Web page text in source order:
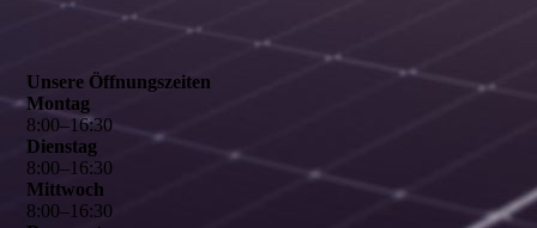
Unsere Öffnungszeiten
Montag
8:00–16:30
Dienstag
8:00–16:30
Mittwoch
8:00–16:30